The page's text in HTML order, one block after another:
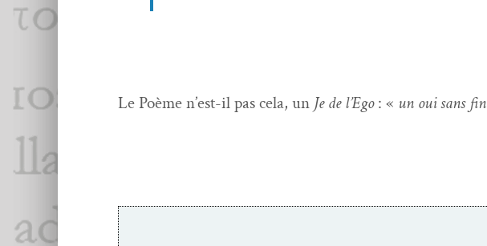
Le Poème n’est-il pas cela, un Je de l’Ego: « un oui sans fin